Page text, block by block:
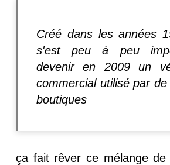
Créé dans les années
s'est peu à peu
devenir en 2009 un
commercial utilisé par
boutiques
ça fait rêver ce mélange